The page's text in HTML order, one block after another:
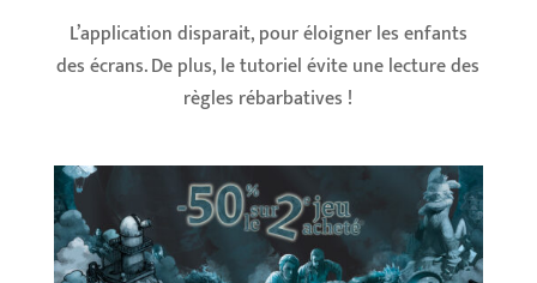
L’application disparait, pour éloigner les enfants
des écrans. De plus, le tutoriel évite une lecture des
règles rébarbatives !